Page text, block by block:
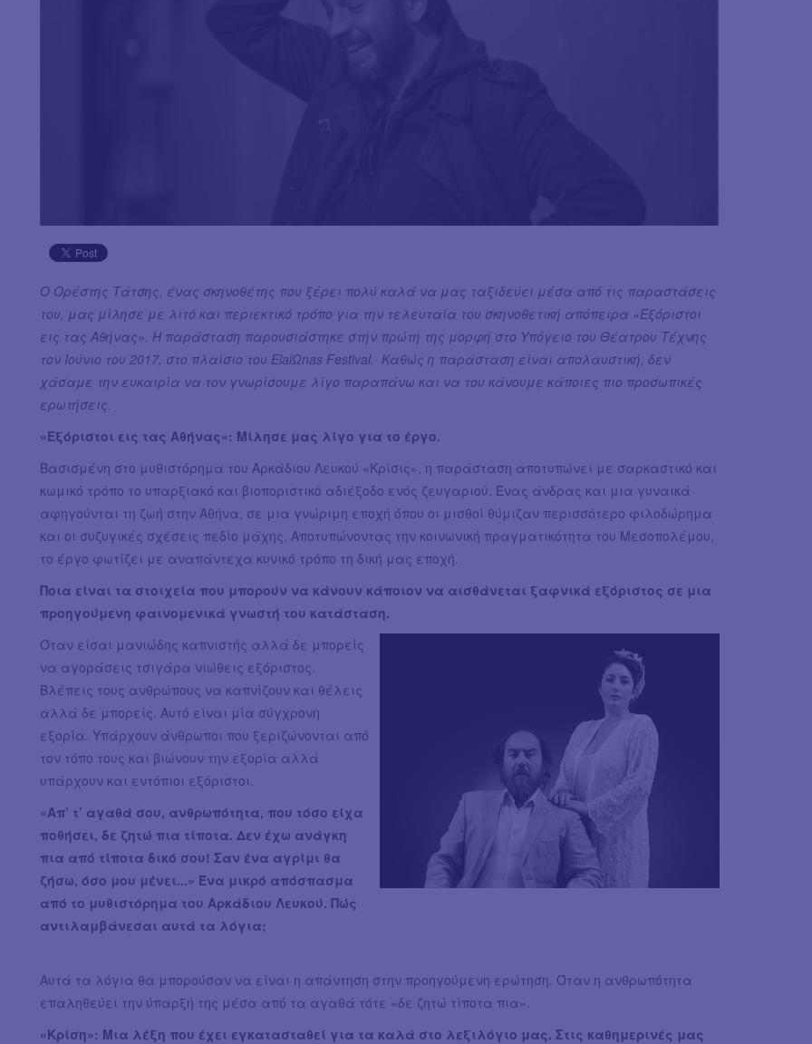
Ο Ορέστης Τάτσης, ένας σκηνοθέτης που ξέρει πολύ καλά να μας ταξιδεύει μέσα από τις παραστάσεις
του, μας μίλησε με λιτό και περιεκτικό τρόπο για την τελευταία του σκηνοθετική απόπειρα «Εξόριστοι
εις τας Αθήνας». Η παράσταση παρουσιάστηκε στην πρώτη της μορφή στο Υπόγειο του Θέατρου Τέχνης
τον Ιούνιο του 2017, στο πλαίσιο του ElaiΩnas Festival. Καθώς η παράσταση είναι απολαυστική, δεν
χάσαμε την ευκαιρία να τον γνωρίσουμε λίγο παραπάνω και να του κάνουμε κάποιες πιο προσωπικές
ερωτήσεις.
«Εξόριστοι εις τας Αθήνας»: Μίλησε μας λίγο για το έργο.
Βασισμένη στο μυθιστόρημα του Αρκάδιου Λευκού «Κρίσις», η παράσταση αποτυπώνει με σαρκαστικό και
κωμικό τρόπο το υπαρξιακό και βιοποριστικό αδιέξοδο ενός ζευγαριού. Ένας άνδρας και μια γυναικά
αφηγούνται τη ζωή στην Αθήνα, σε μια γνώριμη εποχή όπου οι μισθοί θύμιζαν περισσότερο φιλοδώρημα
και οι συζυγικές σχέσεις πεδίο μάχης. Αποτυπώνοντας την κοινωνική πραγματικότητα του Μεσοπολέμου,
το έργο φωτίζει με αναπάντεχα κυνικό τρόπο τη δική μας εποχή.
Ποια είναι τα στοιχεία που μπορούν να κάνουν κάποιον να αισθάνεται ξαφνικά εξόριστος σε μια
προηγούμενη φαινομενικά γνωστή του κατάσταση.
Όταν είσαι μανιώδης καπνιστής αλλά δε μπορείς
να αγοράσεις τσιγάρα νιώθεις εξόριστος.
Βλέπεις τους ανθρώπους να καπνίζουν και θέλεις
αλλά δε μπορείς. Αυτό είναι μία σύγχρονη
εξορία. Υπάρχουν άνθρωποι που ξεριζώνονται από
τον τόπο τους και βιώνουν την εξορία αλλά
υπάρχουν και εντόπιοι εξόριστοι.
«Απ’ τ’ αγαθά σου, ανθρωπότητα, που τόσο είχα
ποθήσει, δε ζητώ πια τίποτα. Δεν έχω ανάγκη
πια από τίποτα δικό σου! Σαν ένα αγρίμι θα
ζήσω, όσο μου μένει...» Ένα μικρό απόσπασμα
από το μυθιστόρημα του Αρκάδιου Λευκού. Πώς
αντιλαμβάνεσαι αυτά τα λόγια;
Αυτά τα λόγια θα μπορούσαν να είναι η απάντηση στην προηγούμενη ερώτηση. Όταν η ανθρωπότητα
επαληθεύει την ύπαρξή της μέσα από τα αγαθά τότε «δε ζητώ τίποτα πια».
«Κρίση»: Μια λέξη που έχει εγκατασταθεί για τα καλά στο λεξιλόγιο μας. Στις καθημερινές μας